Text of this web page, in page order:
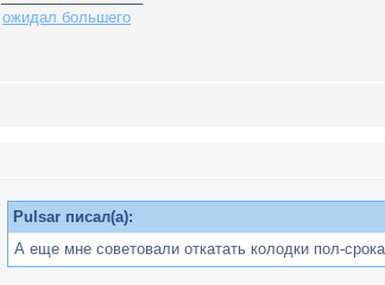
ожидал большего
Pulsar писал(а):
А еще мне советовали откатать колодки пол-